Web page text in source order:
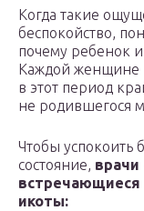
Когда такие
беспокойство,
почему ребенок
Каждой женщине
в этот период
не родившегося
Чтобы успокоить
состояние, врачи
встречающиеся
икоты: